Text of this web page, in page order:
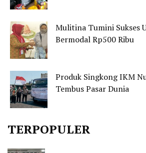
Mulitina Tumini Sukses
Bermodal Rp500 Ribu
Produk Singkong IKM
Tembus Pasar Dunia
TERPOPULER